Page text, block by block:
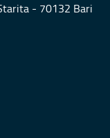
- 70132 Bari